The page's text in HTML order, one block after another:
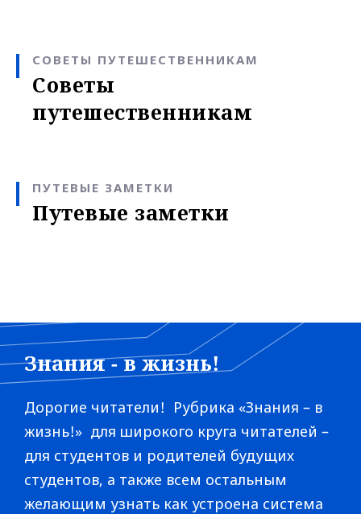
СОВЕТЫ ПУТЕШЕСТВЕННИКАМ
Советы
путешественникам
ПУТЕВЫЕ ЗАМЕТКИ
Путевые заметки
Знания - в жизнь!
Дорогие читатели! Рубрика «Знания – в
жизнь!» для широкого круга читателей –
для студентов и родителей будущих
студентов, а также всем остальным
желающим узнать как устроена система